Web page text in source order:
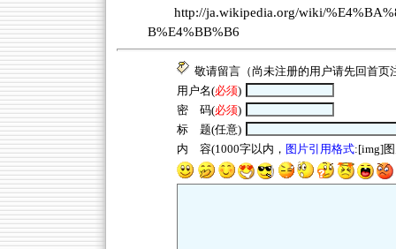
http://ja.wikipedia.org/wiki/
B%E4%BB%B6
敬请留言（尚未注册的用户请先回首页
用户名(必须)
密 码(必须)
标 题(任意)
内 容(1000字以内， 图片引用格式:[img]